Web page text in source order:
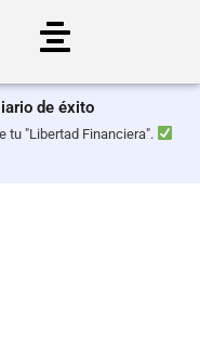
de éxito
tu "Libertad Financiera".